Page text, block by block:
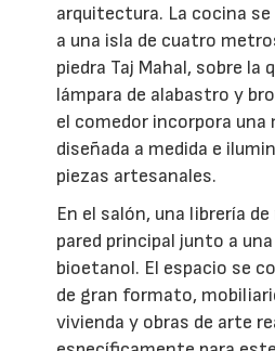
arquitectura. La cocina
a una isla de cuatro
piedra Taj Mahal, sobre la
lámpara de alabastro y
el comedor incorpora una
diseñada a medida e
piezas artesanales.
En el salón, una librería
pared principal junto a
bioetanol. El espacio se
de gran formato,
vivienda y obras de arte